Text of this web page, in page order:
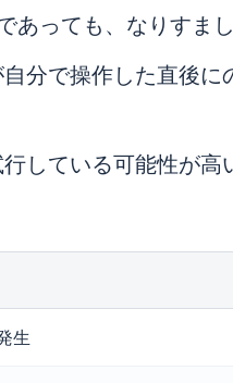
あっても、なりすま
分で操作した直後に
している可能性が高
生